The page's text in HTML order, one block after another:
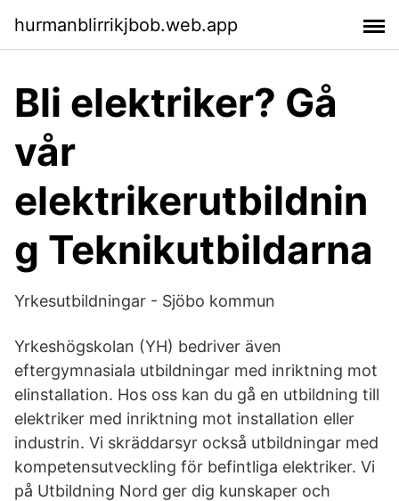
hurmanblirrikjbob.web.app
Bli elektriker? Gå
vår
elektrikerutbildnin
g Teknikutbildarna
Yrkesutbildningar - Sjöbo kommun
Yrkeshögskolan (YH) bedriver även
eftergymnasiala utbildningar med inriktning mot
elinstallation. Hos oss kan du gå en utbildning till
elektriker med inriktning mot installation eller
industrin. Vi skräddarsyr också utbildningar med
kompetensutveckling för befintliga elektriker. Vi
på Utbildning Nord ger dig kunskaper och